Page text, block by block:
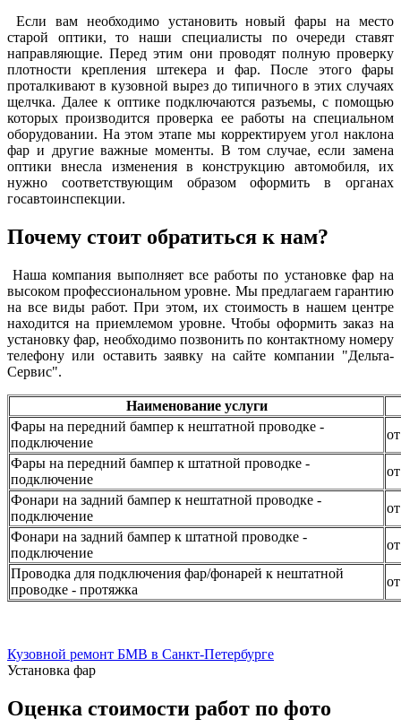
Если вам необходимо установить новый фары на место
старой оптики, то наши специалисты по очереди ставят
направляющие. Перед этим они проводят полную проверку
плотности крепления штекера и фар. После этого фары
проталкивают в кузовной вырез до типичного в этих случаях
щелчка. Далее к оптике подключаются разъемы, с помощью
которых производится проверка ее работы на специальном
оборудовании. На этом этапе мы корректируем угол наклона
фар и другие важные моменты. В том случае, если замена
оптики внесла изменения в конструкцию автомобиля, их
нужно соответствующим образом оформить в органах
госавтоинспекции.
Почему стоит обратиться к нам?
Наша компания выполняет все работы по установке фар на
высоком профессиональном уровне. Мы предлагаем гарантию
на все виды работ. При этом, их стоимость в нашем центре
находится на приемлемом уровне. Чтобы оформить заказ на
установку фар, необходимо позвонить по контактному номеру
телефону или оставить заявку на сайте компании "Дельта-
Сервис".
Наименование услуги
Фары на передний бампер к нештатной проводке -
подключение
Фары на передний бампер к штатной проводке -
подключение
Фонари на задний бампер к нештатной проводке -
подключение
Фонари на задний бампер к штатной проводке -
подключение
Проводка для подключения фар/фонарей к нештатной
проводке - протяжка
Кузовной ремонт БМВ в Санкт-Петербурге
Установка фар
Оценка стоимости работ по фото